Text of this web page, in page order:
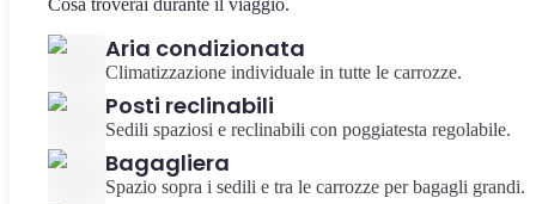
Cosa troverai durante il viaggio.
Aria condizionata
Climatizzazione individuale in tutte le carrozze.
Posti reclinabili
Sedili spaziosi e reclinabili con poggiatesta regolabile.
Bagagliera
Spazio sopra i sedili e tra le carrozze per bagagli grandi.